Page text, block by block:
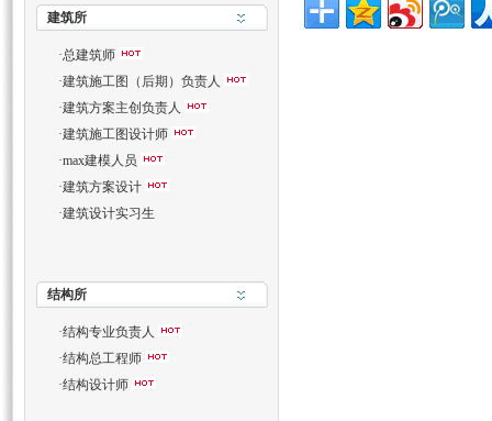
建筑所
·总建筑师
·建筑施工图（后期）负责人
·建筑方案主创负责人
·建筑施工图设计师
·max建模人员
·建筑方案设计
·建筑设计实习生
结构所
·结构专业负责人
·结构总工程师
·结构设计师